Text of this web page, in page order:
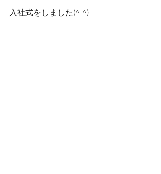
入社式をしました(^ ^)